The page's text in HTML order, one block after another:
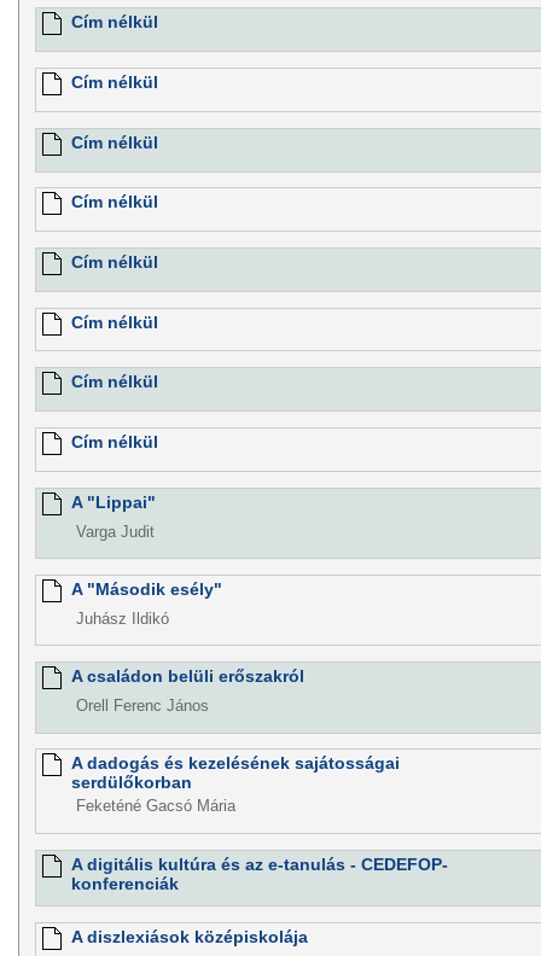
Cím nélkül
Cím nélkül
Cím nélkül
Cím nélkül
Cím nélkül
Cím nélkül
Cím nélkül
Cím nélkül
A "Lippai"
Varga Judit
A "Második esély"
Juhász Ildikó
A családon belüli erőszakról
Orell Ferenc János
A dadogás és kezelésének sajátosságai
serdülőkorban
Feketéné Gacsó Mária
A digitális kultúra és az e-tanulás - CEDEFOP-
konferenciák
A diszlexiások középiskolája